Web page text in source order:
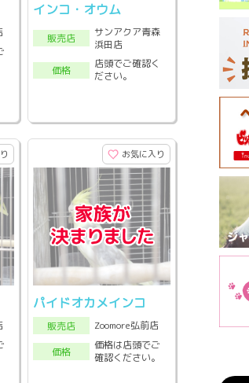
インコ・オウム
販売店
サンアクア青森
浜田店
価格
店頭でご確認く
ださい。
お気に入り
パイドオカメインコ
販売店
Zoomore弘前店
価格
価格は店頭でご
確認ください。